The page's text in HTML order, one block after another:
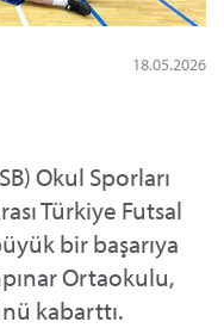
18.05.2026
Okul Sporları
Türkiye Futsal
bir başarıya
Ortaokulu,
kabarttı.